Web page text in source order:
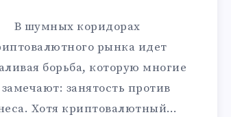
В шумных коридорах
рынка идет
борьба, которую многие
занятость против
Хотя криптовалютный…